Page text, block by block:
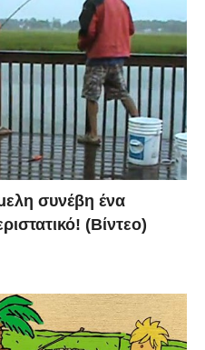
συνέβη ένα
(Βίντεο)